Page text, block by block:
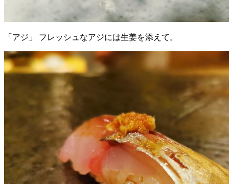
「アジ」 フレッシュなアジには生姜を添えて。